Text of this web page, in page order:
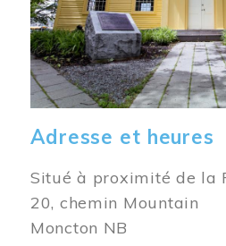
Adresse et heures
Situé à proximité de la
20, chemin Mountain
Moncton NB